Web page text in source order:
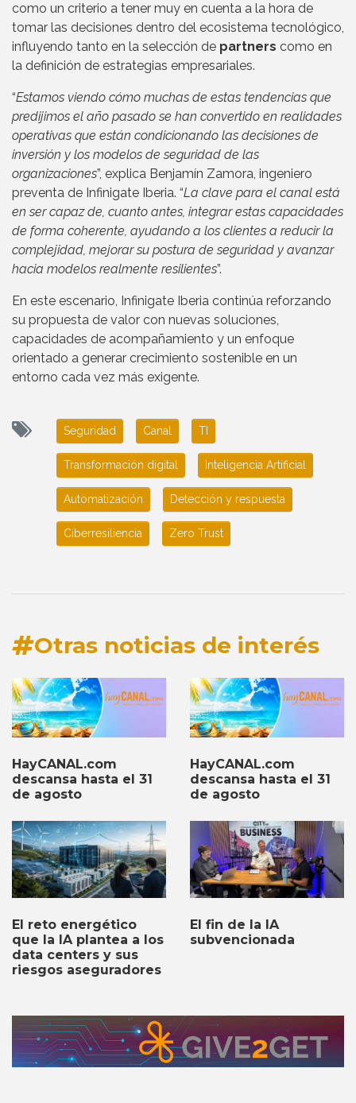
como un criterio a tener muy en cuenta a la hora de
tomar las decisiones dentro del ecosistema tecnológico,
influyendo tanto en la selección de partners como en
la definición de estrategias empresariales.
“Estamos viendo cómo muchas de estas tendencias que
predijimos el año pasado se han convertido en realidades
operativas que están condicionando las decisiones de
inversión y los modelos de seguridad de las
organizaciones”, explica Benjamín Zamora, ingeniero
preventa de Infinigate Iberia. “La clave para el canal está
en ser capaz de, cuanto antes, integrar estas capacidades
de forma coherente, ayudando a los clientes a reducir la
complejidad, mejorar su postura de seguridad y avanzar
hacia modelos realmente resilientes”.
En este escenario, Infinigate Iberia continúa reforzando
su propuesta de valor con nuevas soluciones,
capacidades de acompañamiento y un enfoque
orientado a generar crecimiento sostenible en un
entorno cada vez más exigente.
Seguridad Canal TI
Transformación digital Inteligencia Artificial
Automatización Detección y respuesta
Ciberresiliencia Zero Trust
Otras noticias de interés
HayCANAL.com
descansa hasta el 31
de agosto
HayCANAL.com
descansa hasta el 31
de agosto
El reto energético
que la IA plantea a los
data centers y sus
riesgos aseguradores
El fin de la IA
subvencionada